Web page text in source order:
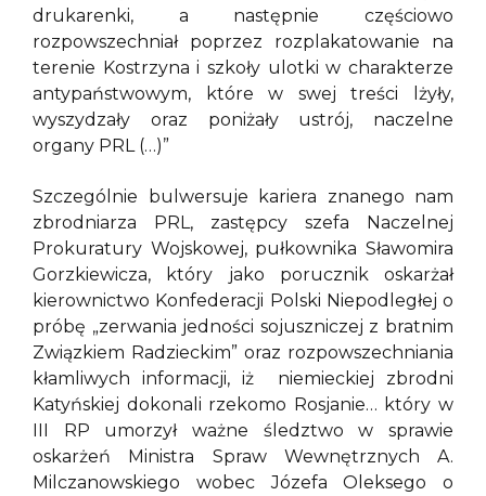
drukarenki, a następnie częściowo
rozpowszechniał poprzez rozplakatowanie na
terenie Kostrzyna i szkoły ulotki w charakterze
antypaństwowym, które w swej treści lżyły,
wyszydzały oraz poniżały ustrój, naczelne
organy PRL (…)”
Szczególnie bulwersuje kariera znanego nam
zbrodniarza PRL, zastępcy szefa Naczelnej
Prokuratury Wojskowej, pułkownika Sławomira
Gorzkiewicza, który jako porucznik oskarżał
kierownictwo Konfederacji Polski Niepodległej o
próbę „zerwania jedności sojuszniczej z bratnim
Związkiem Radzieckim” oraz rozpowszechniania
kłamliwych informacji, iż niemieckiej zbrodni
Katyńskiej dokonali rzekomo Rosjanie… który w
III RP umorzył ważne śledztwo w sprawie
oskarżeń Ministra Spraw Wewnętrznych A.
Milczanowskiego wobec Józefa Oleksego o